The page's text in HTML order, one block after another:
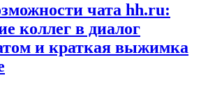
чата hh.ru:
коллег в диалог
и краткая выжимка